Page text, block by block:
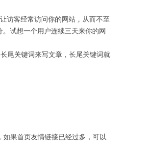
访客经常访问你的网站，从而不至
试想一个用户连续三天来你的网
尾关键词来写文章，长尾关键词就
果首页友情链接已经过多，可以